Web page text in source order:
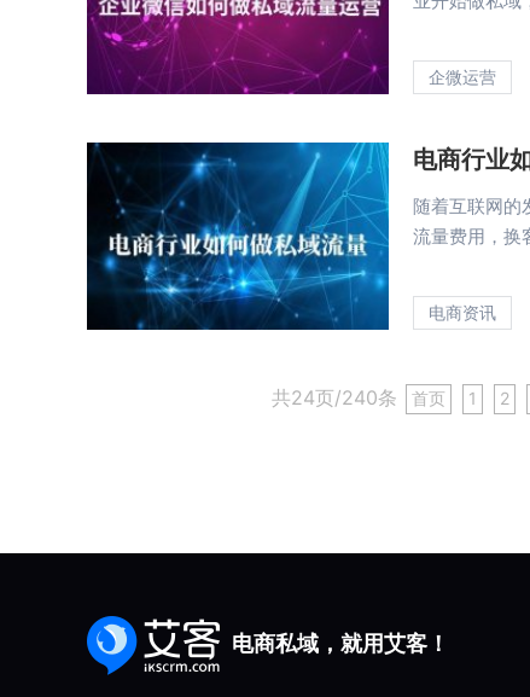
企微运营
电商行业
随着互联网的
流量费用，换
电商资讯
共24页/240条 首页 1 2
电商私域，就用艾客！